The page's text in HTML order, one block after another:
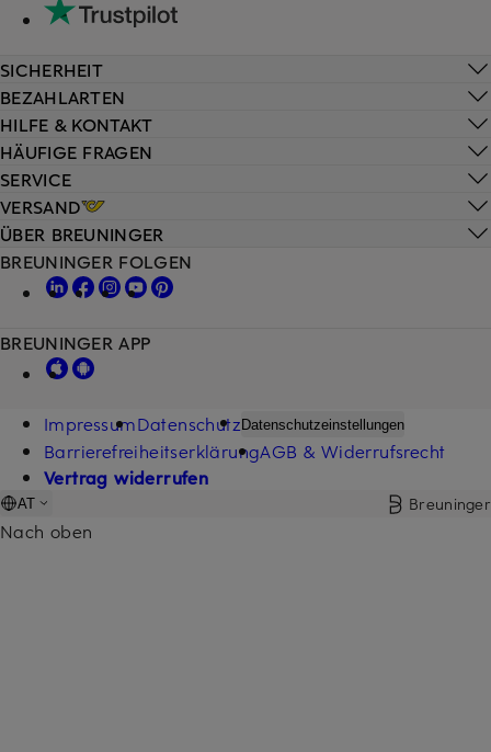
HILFE & KONTAKT
HÄUFIGE FRAGEN
SERVICE
VERSAND
SICHERHEIT
BEZAHLARTEN
ÜBER BREUNINGER
BREUNINGER FOLGEN
BREUNINGER APP
ImpressumDatenschutzDatenschutzeinstellungen
BarrierefreiheitserklärungAGB & Widerrufsrecht
Vertrag widerrufen
AT Breuninger
Nach oben